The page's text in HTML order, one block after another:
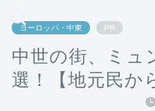
ヨーロッパ・中東 PR
中世の街、ミュ
選！【地元民か